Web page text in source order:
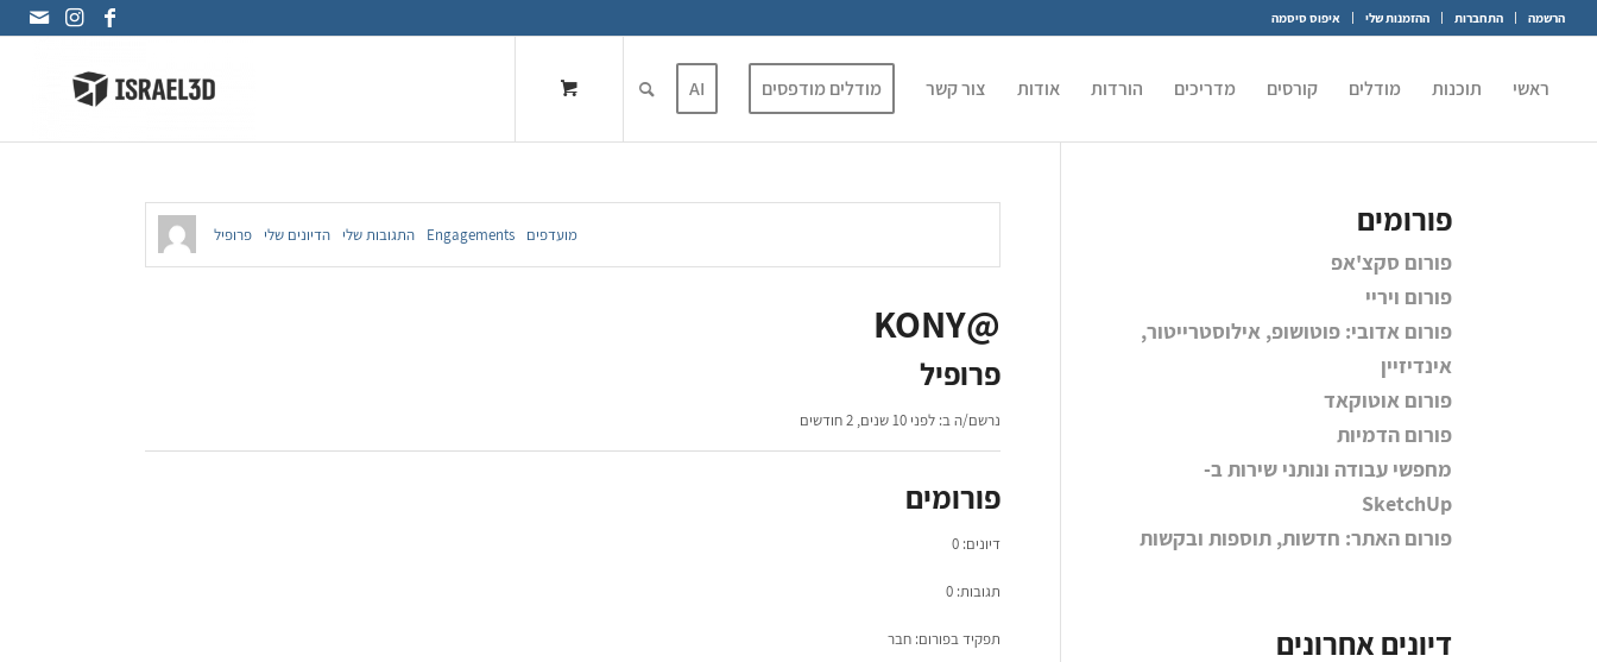
הרשמה התחברות ההזמנות שלי איפוס סיסמה
ראשי תוכנות מודלים קורסים מדריכים הורדות אודות צור קשר מודלים מודפסים AI
פרופיל הדיונים שלי התגובות שלי Engagements מועדפים
@KONY
פרופיל
נרשם/ה ב: לפני 10 שנים, 2 חודשים
פורומים
דיונים: 0
תגובות: 0
תפקיד בפורום: חבר
פורומים
פורום סקצ'אפ
פורום ויריי
פורום אדובי: פוטושופ, אילוסטרייטור,
אינדיזיין
פורום אוטוקאד
פורום הדמיות
מחפשי עבודה ונותני שירות ב-
SketchUp
פורום האתר: חדשות, תוספות ובקשות
דיונים אחרונים